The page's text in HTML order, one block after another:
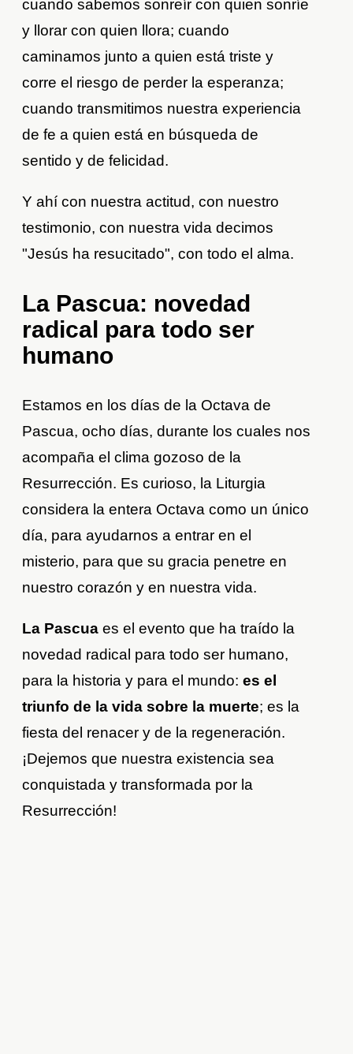
cuando sabemos sonreír con quien sonríe
y llorar con quien llora; cuando
caminamos junto a quien está triste y
corre el riesgo de perder la esperanza;
cuando transmitimos nuestra experiencia
de fe a quien está en búsqueda de
sentido y de felicidad.
Y ahí con nuestra actitud, con nuestro
testimonio, con nuestra vida decimos
"Jesús ha resucitado", con todo el alma.
La Pascua: novedad
radical para todo ser
humano
Estamos en los días de la Octava de
Pascua, ocho días, durante los cuales nos
acompaña el clima gozoso de la
Resurrección. Es curioso, la Liturgia
considera la entera Octava como un único
día, para ayudarnos a entrar en el
misterio, para que su gracia penetre en
nuestro corazón y en nuestra vida.
La Pascua es el evento que ha traído la
novedad radical para todo ser humano,
para la historia y para el mundo:es el
triunfo de la vida sobre la muerte; es la
fiesta del renacer y de la regeneración.
¡Dejemos que nuestra existencia sea
conquistada y transformada por la
Resurrección!